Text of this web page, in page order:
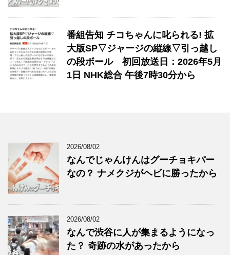
番組告知 チコちゃんに叱られる! 拡
大版SP▽ジャージの縦線▽引っ越し
の段ボール 初回放送日：2026年5月
1日 NHK総合 午後7時30分から
2026/08/02
なんでじゃんけんはグーチョキパー
なの？ ナメクジがヘビに勝ったから
2026/08/02
なんで渋谷に人が集まるようになっ
た？ 奇跡の水があったから